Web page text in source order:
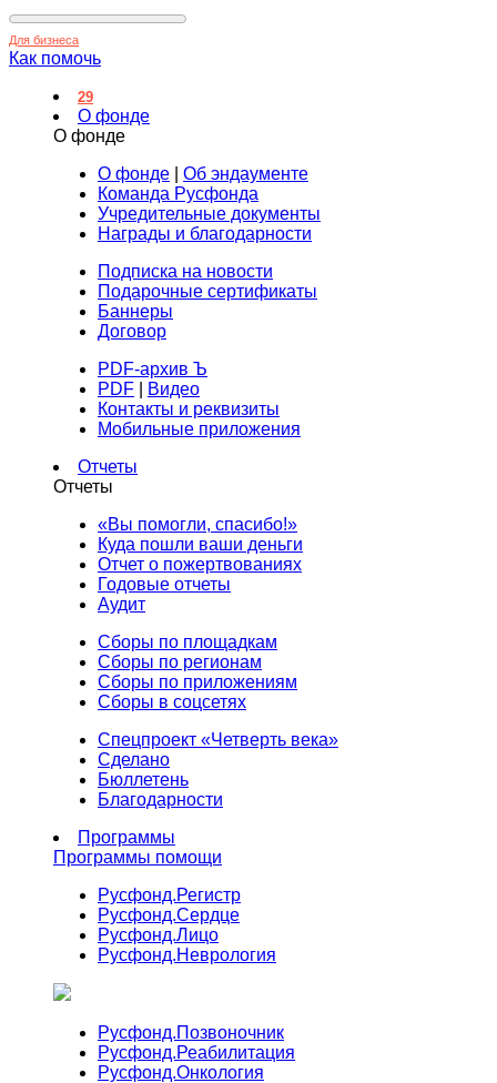
Для бизнеса
Как помочь
29
О фонде
О фонде
О фонде
Об эндаументе
Команда Русфонда
Учредительные документы
Награды и благодарности
Подписка на новости
Подарочные сертификаты
Баннеры
Договор
PDF-архив Ъ
PDF
Видео
Контакты и реквизиты
Мобильные приложения
Отчеты
Отчеты
«Вы помогли, спасибо!»
Куда пошли ваши деньги
Отчет о пожертвованиях
Годовые отчеты
Аудит
Сборы по площадкам
Сборы по регионам
Сборы по приложениям
Сборы в соцсетях
Спецпроект «Четверть века»
Сделано
Бюллетень
Благодарности
Программы
Программы помощи
Русфонд.Регистр
Русфонд.Сердце
Русфонд.Лицо
Русфонд.Неврология
Русфонд.Позвоночник
Русфонд.Реабилитация
Русфонд.Онкология